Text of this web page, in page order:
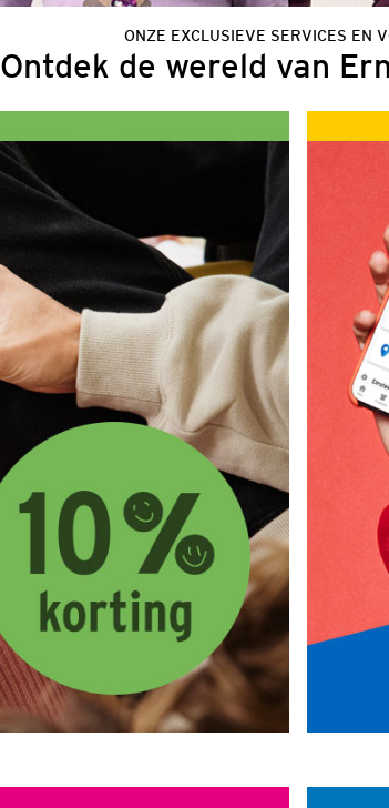
ONZE EXCLUSIEVE SERVICES EN
Ontdek de wereld van